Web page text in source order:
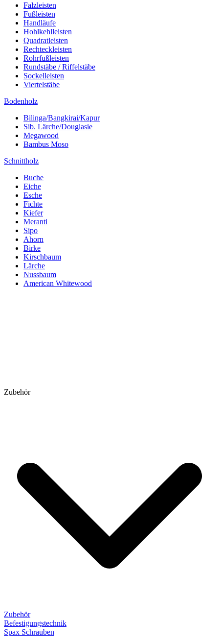
Falzleisten
Fußleisten
Handläufe
Hohlkehlleisten
Quadratleisten
Rechteckleisten
Rohrfußleisten
Rundstäbe / Riffelstäbe
Sockelleisten
Viertelstäbe
Bodenholz
Bilinga/Bangkirai/Kapur
Sib. Lärche/Douglasie
Megawood
Bambus Moso
Schnittholz
Buche
Eiche
Esche
Fichte
Kiefer
Meranti
Sipo
Ahorn
Birke
Kirschbaum
Lärche
Nussbaum
American Whitewood
Zubehör
Zubehör
Befestigungstechnik
Spax Schrauben